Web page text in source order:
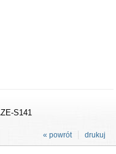
S141
drukuj
« powrót